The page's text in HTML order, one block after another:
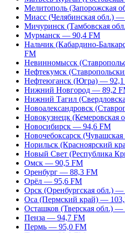
Мелитополь (Запорожская
Миасс (Челябинская обл.)
Мичуринск (Тамбовская
Мурманск — 90,4 FM
Нальчик (Кабардино-
FM
Невинномысск
Нефтекумск
Нефтеюганск (Югра) —
Нижний Новгород — 89,2
Нижний Тагил
Новоалександровск
Новокузнецк (Кемеровская
Новосибирск — 94,6 FM
Новочебоксарск
Норильск (Красноярский
Новый Свет (Республика
Омск — 90,5 FM
Оренбург — 88,3 FM
Орёл — 95,6 FM
Орск (Оренбургская обл.)
Оса (Пермский край) —
Осташков (Тверская обл.) —
Пенза — 94,7 FM
Пермь — 95,0 FM